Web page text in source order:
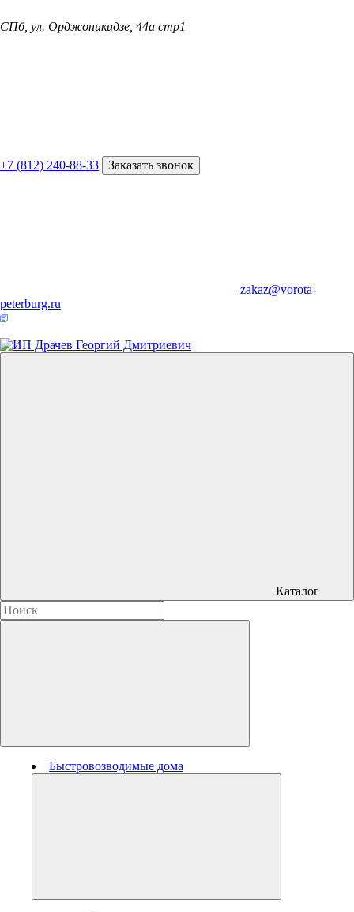
СПб, ул. Орджоникидзе, 44а стр1
+7 (812) 240-88-33 Заказать звонок
zakaz@vorota-
peterburg.ru
Каталог
Быстровозводимые дома